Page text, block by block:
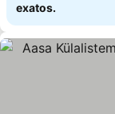
exatos.